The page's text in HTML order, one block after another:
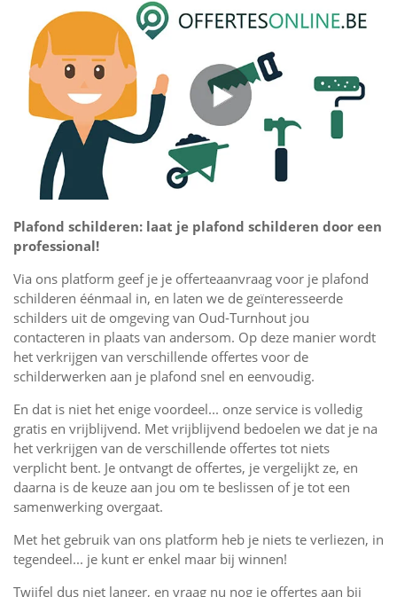
Plafond schilderen: laat je plafond schilderen door een
professional!
Via ons platform geef je je offerteaanvraag voor je plafond
schilderen éénmaal in, en laten we de geïnteresseerde
schilders uit de omgeving van Oud-Turnhout jou
contacteren in plaats van andersom. Op deze manier wordt
het verkrijgen van verschillende offertes voor de
schilderwerken aan je plafond snel en eenvoudig.
En dat is niet het enige voordeel... onze service is volledig
gratis en vrijblijvend. Met vrijblijvend bedoelen we dat je na
het verkrijgen van de verschillende offertes tot niets
verplicht bent. Je ontvangt de offertes, je vergelijkt ze, en
daarna is de keuze aan jou om te beslissen of je tot een
samenwerking overgaat.
Met het gebruik van ons platform heb je niets te verliezen, in
tegendeel... je kunt er enkel maar bij winnen!
Twijfel dus niet langer, en vraag nu nog je offertes aan bij